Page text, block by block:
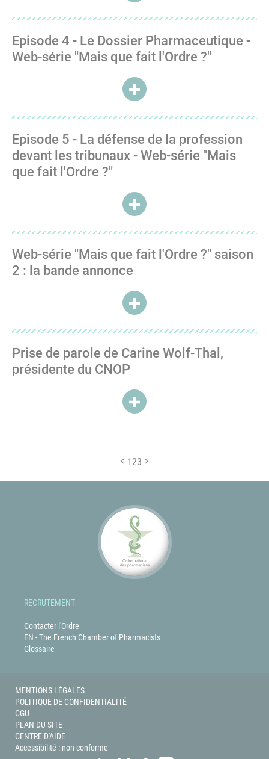
Episode 4 - Le Dossier Pharmaceutique -
Web-série "Mais que fait l'Ordre ?"
ACCÉDER À EPISODE 4 - LE
Episode 5 - La défense de la profession
devant les tribunaux - Web-série "Mais
que fait l'Ordre ?"
ACCÉDER À EPISODE 5 - LA
Web-série "Mais que fait l'Ordre ?" saison
2 : la bande annonce
ACCÉDER À WEB-SÉRIE "MAIS
Prise de parole de Carine Wolf-Thal,
présidente du CNOP
ACCÉDER À PRISE DE
1 23
RECRUTEMENT
Contacter l'Ordre
EN - The French Chamber of Pharmacists
Glossaire
MENTIONS LÉGALES
POLITIQUE DE CONFIDENTIALITÉ
CGU
PLAN DU SITE
CENTRE D'AIDE
Accessibilité : non conforme